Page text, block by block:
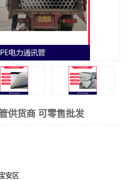
供货商 可零售批发
安区